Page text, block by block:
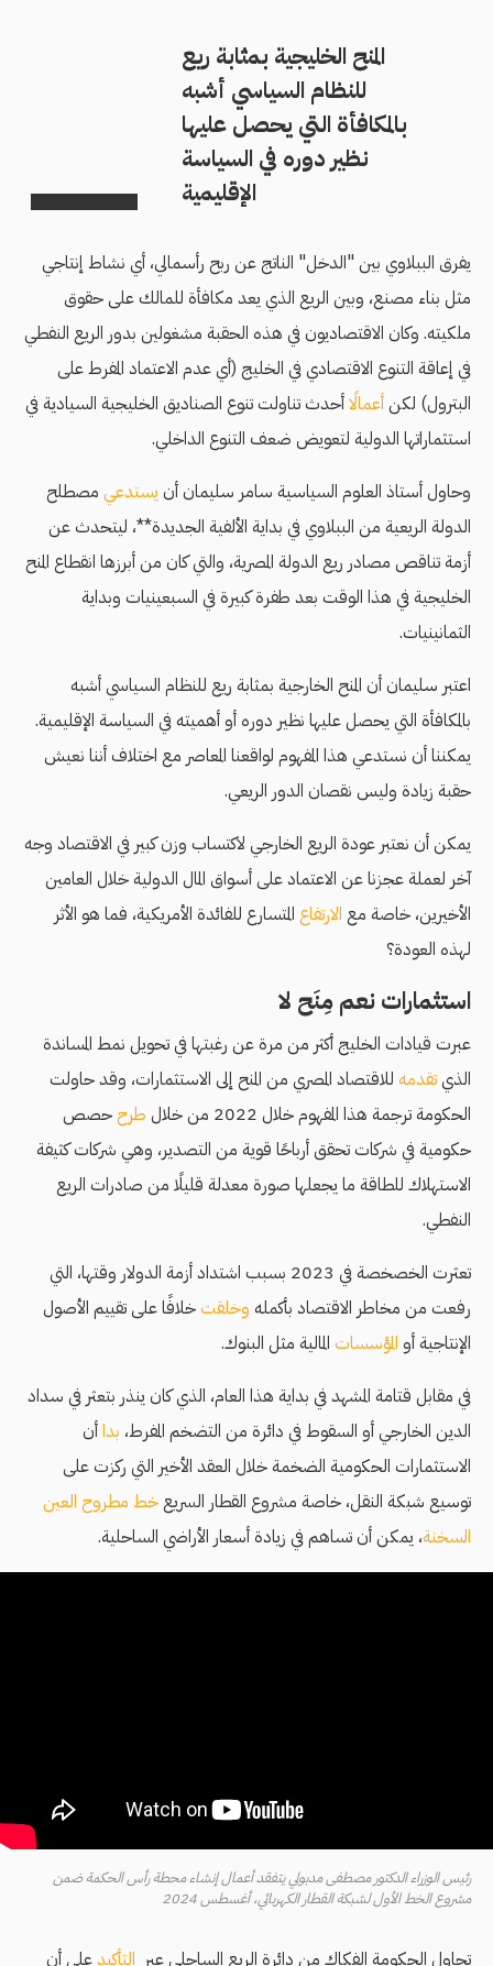
المنح الخليجية بمثابة ريع
للنظام السياسي أشبه
بالمكافأة التي يحصل عليها
نظير دوره في السياسة
الإقليمية
يفرق الببلاوي بين "الدخل" الناتج عن ربح رأسمالي، أي نشاط إنتاجي
مثل بناء مصنع، وبين الريع الذي يعد مكافأة للمالك على حقوق
ملكيته. وكان الاقتصاديون في هذه الحقبة مشغولين بدور الريع النفطي
في إعاقة التنوع الاقتصادي في الخليج (أي عدم الاعتماد المفرط على
البترول) لكنأعمالًاأحدث تناولت تنوع الصناديق الخليجية السيادية في
استثماراتها الدولية لتعويض ضعف التنوع الداخلي.
وحاول أستاذ العلوم السياسية سامر سليمان أن يستدعي مصطلح
الدولة الريعية من الببلاوي في بداية الألفية الجديدة**، ليتحدث عن
أزمة تناقص مصادر ريع الدولة المصرية، والتي كان من أبرزها انقطاع المنح
الخليجية في هذا الوقت بعد طفرة كبيرة في السبعينيات وبداية
الثمانينيات.
اعتبر سليمان أن المنح الخارجية بمثابة ريع للنظام السياسي أشبه
بالمكافأة التي يحصل عليها نظير دوره أو أهميته في السياسة الإقليمية.
يمكننا أن نستدعي هذا المفهوم لواقعنا المعاصر مع اختلاف أننا نعيش
حقبة زيادة وليس نقصان الدور الريعي.
يمكن أن نعتبر عودة الريع الخارجي لاكتساب وزن كبير في الاقتصاد وجه
آخر لعملة عجزنا عن الاعتماد على أسواق المال الدولية خلال العامين
الأخيرين، خاصة مع الارتفاع المتسارع للفائدة الأمريكية، فما هو الأثر
لهذه العودة؟
استثمارات نعم مِنَح لا
عبرت قيادات الخليج أكثر من مرة عن رغبتها في تحويل نمط المساندة
الذيتقدمه للاقتصاد المصري من المنح إلى الاستثمارات، وقد حاولت
الحكومة ترجمة هذا المفهوم خلال 2022 من خلال
طرححصص
حكومية في شركات تحقق أرباحًا قوية من التصدير، وهي شركات كثيفة
الاستهلاك للطاقة ما يجعلها صورة معدلة قليلًا من صادرات الريع
النفطي.
تعثرت الخصخصة في 2023 بسبب اشتداد أزمة الدولار وقتها، التي
رفعت من مخاطر الاقتصاد بأكمله وخلقت خلافًا على تقييم الأصول
الإنتاجية أو المؤسسات المالية مثل البنوك.
في مقابل قتامة المشهد في بداية هذا العام، الذي كان ينذر بتعثر في سداد
الدين الخارجي أو السقوط في دائرة من التضخم المفرط، بداأن
الاستثمارات الحكومية الضخمة خلال العقد الأخير التي ركزت على
توسيع شبكة النقل، خاصة مشروع القطار السريعخط مطروح العين
السخنة، يمكن أن تساهم في زيادة أسعار الأراضي الساحلية.
رئيس الوزراء الدكتور مصطفى مدبولي يتفقد أعمال إنشاء محطة رأس الحكمة ضمن
مشروع الخط الأول لشبكة القطار الكهربائي، أغسطس 2024
تحاول الحكومة الفكاك من دائرة الريع الساحلي عبر التأكيدعلى أن